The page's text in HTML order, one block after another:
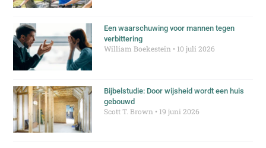
Een waarschuwing voor mannen tegen
verbittering
William Boekestein 10 juli 2026
Bijbelstudie: Door wijsheid wordt een huis
gebouwd
Scott T. Brown 19 juni 2026